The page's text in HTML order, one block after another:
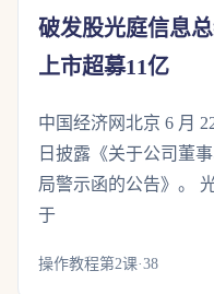
破发股光庭信息
上市超募11亿
中国经济网北京 6 月
日披露《关于公司董
局警示函的公告》。
于
操作教程第2课·38